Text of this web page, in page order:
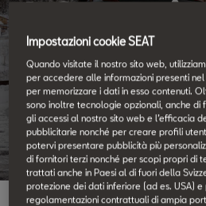
SEAT
Impostazioni cookie SEAT
Quando visitate il nostro sito web,
per accedere alle informazioni presenti
per memorizzare i dati in esso contenuti.
sono inoltre tecnologie opzionali, anche di
gli accessi al nostro sito web e l’efficacia
pubblicitarie nonché per creare profili
potervi presentare pubblicità più
di fornitori terzi nonché per scopi propri di
trattati anche in Paesi al di fuori della
protezione dei dati inferiore (ad es. USA)
regolamentazioni contrattuali di ampia